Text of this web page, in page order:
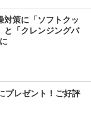
対策に「ソフトクッ
と「クレンジングバ
プレゼント！ご好評